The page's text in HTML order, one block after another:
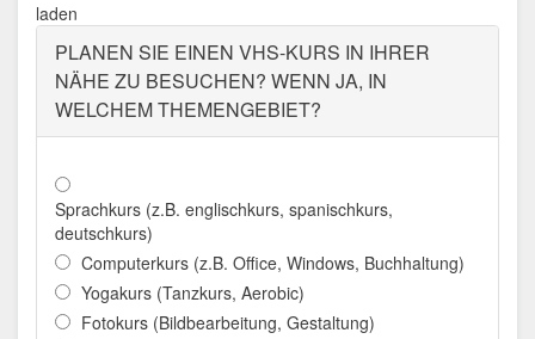
VOLKSHOCHSCHULE AALEN
Adresse:
Im Torhaus, Gmünder Str. 9, 73430
VOLKSHOCHSCHULE
ABENSBERG
Adresse: Stadtplatz 1, 93326 Abensberg
Aktualisiert: August 2021
laden
PLANEN SIE EINEN VHS-KURS IN IHRER
NÄHE ZU BESUCHEN? WENN JA, IN
WELCHEM THEMENGEBIET?
Sprachkurs (z.B. englischkurs, spanischkurs,
deutschkurs)
Computerkurs (z.B. Office, Windows, Buchhaltung)
Yogakurs (Tanzkurs, Aerobic)
Fotokurs (Bildbearbeitung, Gestaltung)